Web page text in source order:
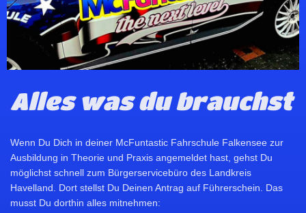
Alles was du brauchst
Wenn Du Dich in deiner McFuntastic Fahrschule Falkensee zur
Ausbildung in Theorie und Praxis angemeldet hast, gehst Du
möglichst schnell zum Bürgerservicebüro des Landkreis
Havelland. Dort stellst Du Deinen Antrag auf Führerschein. Das
musst Du dorthin alles mitnehmen: